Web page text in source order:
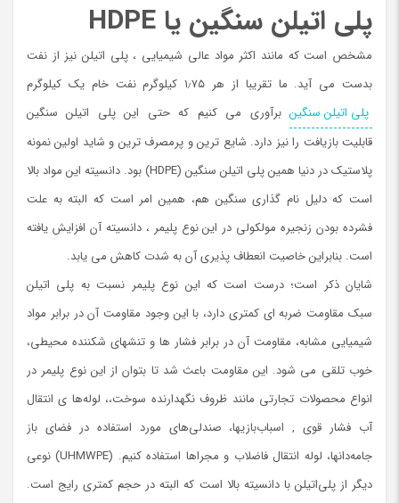
پلی اتیلن سنگین یا HDPE
مشخص است که مانند اکثر مواد عالی شیمیایی ، پلی اتیلن نیز از نفت
بدست می آید. ما تقریبا از هر ۱٫۷۵ کیلوگرم نفت خام یک کیلوگرم
پلی اتیلن سنگینبرآوری می کنیم که حتی این پلی اتیلن سنگین
قابلیت بازیافت را نیز دارد. شایع ترین و پرمصرف ترین و شاید اولین نمونه
پلاستیک در دنیا همین پلی اتیلن سنگین (HDPE) بود. دانسیته این مواد بالا
است که دلیل نام گذاری سنگین هم، همین امر است که البته به علت
فشرده بودن زنجیره مولکولی در این نوع پلیمر ، دانسیته آن افزایش یافته
است. بنابراین خاصیت انعطاف پذیری آن به شدت کاهش می یابد.
شایان ذکر است؛ درست است که این نوع پلیمر نسبت به پلی اتیلن
سبک مقاومت ضربه ای کمتری دارد، با این وجود مقاومت آن در برابر مواد
شیمیایی مشابه، مقاومت آن در برابر فشار ها و تنشهای شکننده محیطی،
خوب تلقی می شود. این مقاومت باعث شد تا بتوان از این نوع پلیمر در
انواع محصولات تجارتی مانند ظروف نگهدارنده سوخت،، لوله‌ها ی انتقال
آب فشار قوی , اسباب‌بازیها، صندلی‌های مورد استفاده در فضای باز
جامه‌دانها، لوله انتقال فاضلاب و مجراها استفاده کنیم. (UHMWPE) نوعی
دیگر از پلی‌اتیلن با دانسیته بالا است که البته در حجم کمتری رایج است.